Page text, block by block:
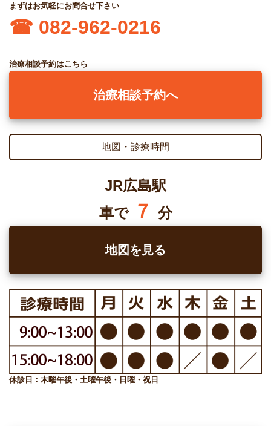
まずはお気軽にお問合せ下さい
☎︎ 082-962-0216
治療相談予約はこちら
治療相談予約へ
地図・診療時間
JR広島駅
車で ７ 分
地図を見る
休診日：木曜午後・土曜午後・日曜・祝日